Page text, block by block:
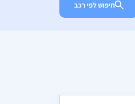
חיפוש לפי רכב